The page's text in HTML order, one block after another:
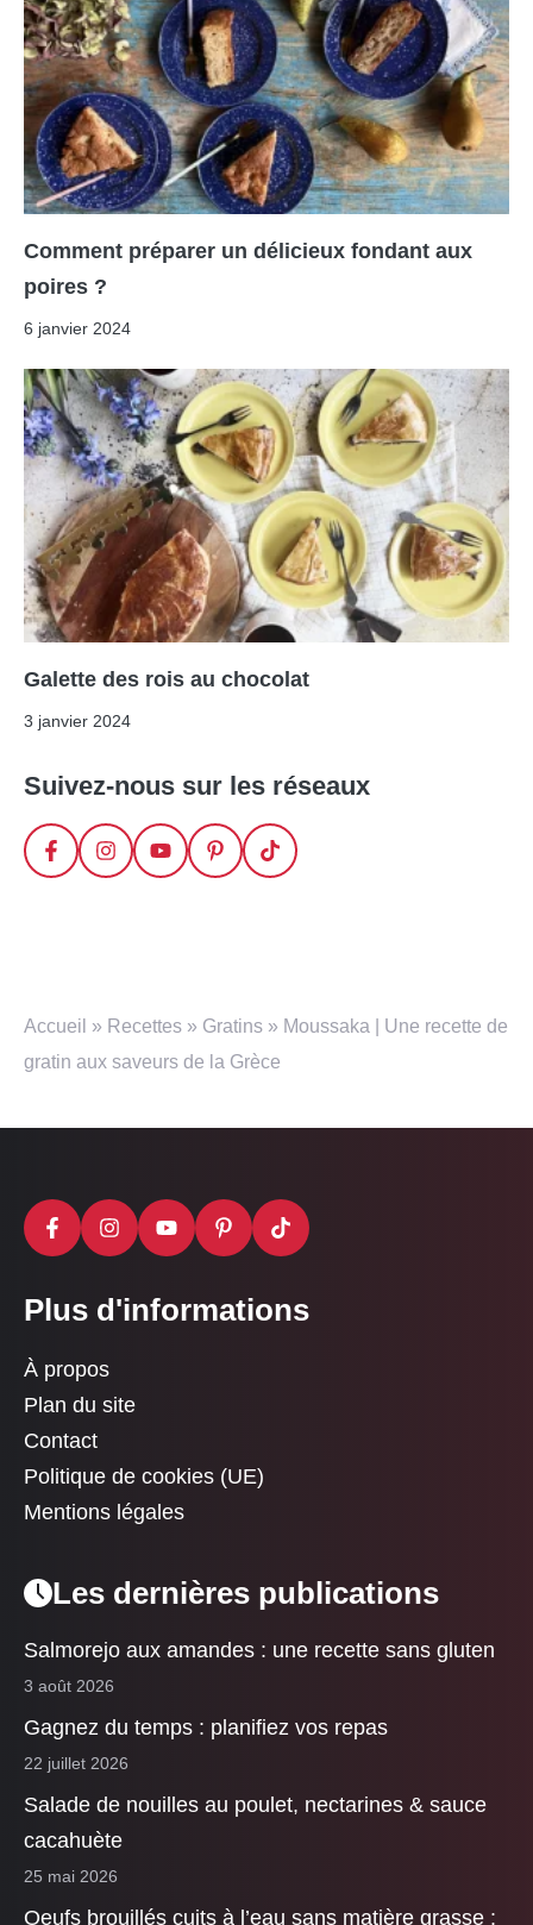
Comment préparer un délicieux fondant aux
poires ?
6 janvier 2024
Galette des rois au chocolat
3 janvier 2024
Suivez-nous sur les réseaux
Accueil » Recettes » Gratins » Moussaka | Une recette de
gratin aux saveurs de la Grèce
Plus d'informations
À propos
Plan du site
Contact
Politique de cookies (UE)
Mentions légales
Les dernières publications
Salmorejo aux amandes : une recette sans gluten
3 août 2026
Gagnez du temps : planifiez vos repas
22 juillet 2026
Salade de nouilles au poulet, nectarines & sauce
cacahuète
25 mai 2026
Oeufs brouillés cuits à l’eau sans matière grasse :